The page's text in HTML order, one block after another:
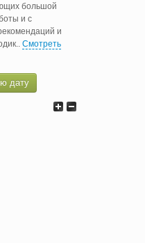
большой
и с
и
Смотреть
дату